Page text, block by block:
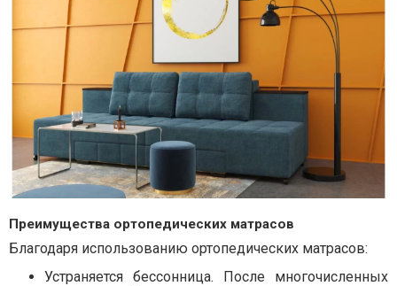
Преимущества ортопедических матрасов
Благодаря использованию ортопедических матрасов:
Устраняется бессонница. После многочисленных